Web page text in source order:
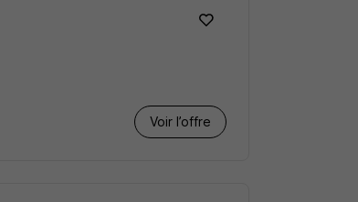
Voir l’offre